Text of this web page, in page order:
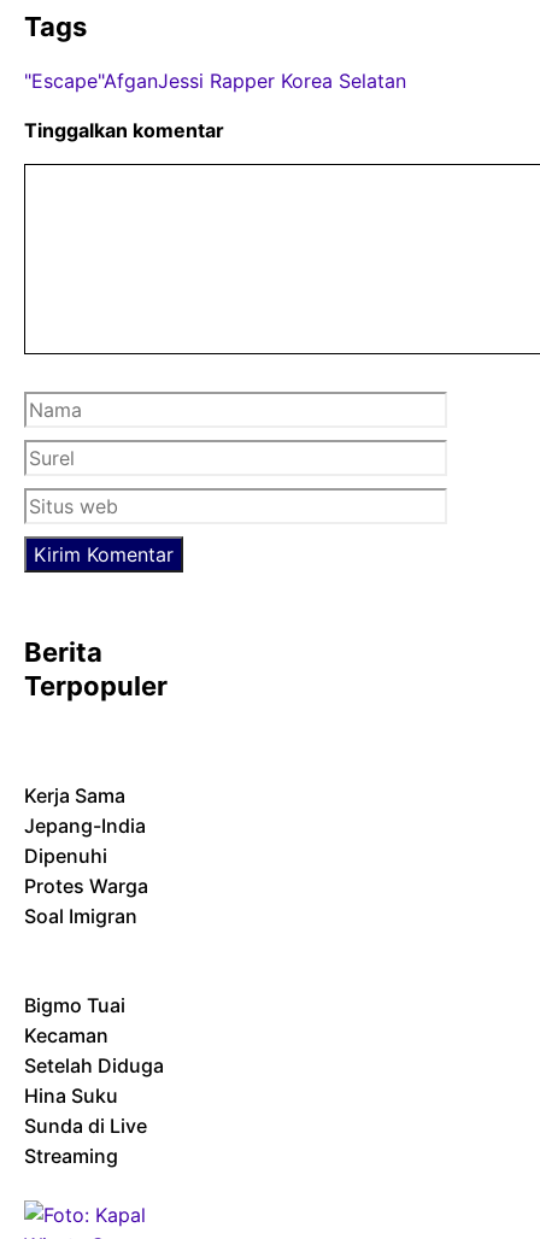
a
c
e
b
o
w
t
t
e
t
s
A
Tags
"Escape"AfganJessi Rapper Korea Selatan
Tinggalkan komentar
Nama
web
Berita
Terpopuler
Kerja Sama
Jepang-India
Dipenuhi
Protes Warga
Soal Imigran
Bigmo Tuai
Kecaman
Setelah Diduga
Hina Suku
Sunda di Live
Streaming